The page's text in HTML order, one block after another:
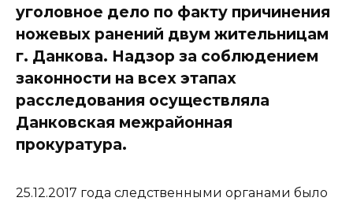
уголовное дело по факту причинения
ножевых ранений двум жительницам
г. Данкова. Надзор за соблюдением
законности на всех этапах
расследования осуществляла
Данковская межрайонная
прокуратура.
25.12.2017 года следственными органами было